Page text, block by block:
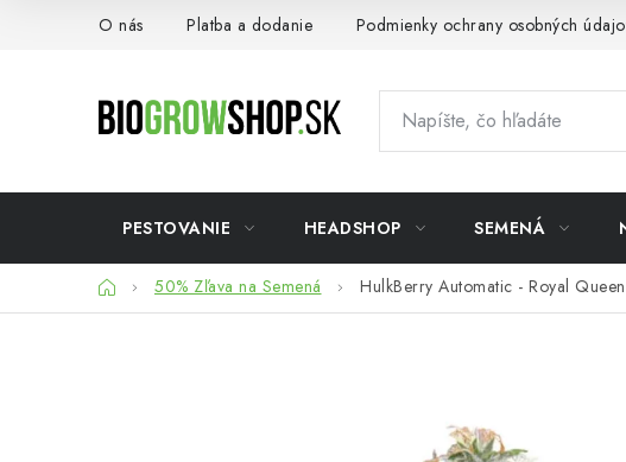
O nás Platba a dodanie Podmienky ochrany osobných
PESTOVANIE HEADSHOP SEMENÁ
Domov50% Zľava na Semená HulkBerry Automatic - Royal Queen